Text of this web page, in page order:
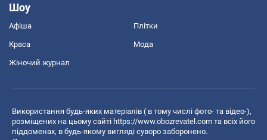
Шоу
Афіша Плітки
Краса Мода
Жіночий журнал
Використання будь-яких матеріалів ( в тому числі фото- та відео-),
розміщених на цьому сайті https://www.obozrevatel.com та всіх його
піддоменах, в будь-якому вигляді суворо заборонено.